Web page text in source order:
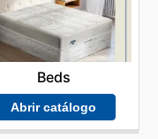
Beds
Abrir catálogo